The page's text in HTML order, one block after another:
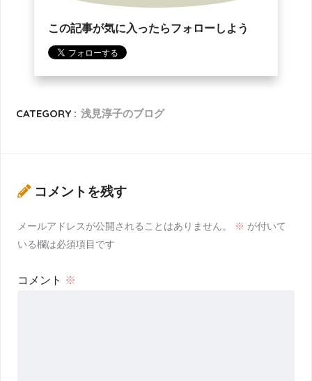
この記事が気に入ったらフォローしよう
CATEGORY : 浅見淳子のブログ
コメントを残す
メールアドレスが公開されることはありません。 ※ が付いて
いる欄は必須項目です
コメント ※